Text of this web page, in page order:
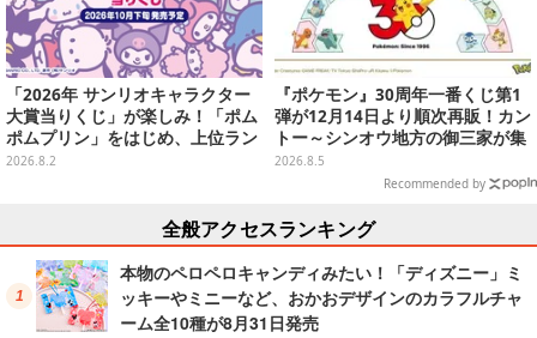
「2026年 サンリオキャラクター
大賞当りくじ」が楽しみ！「ポム
ポムプリン」をはじめ、上位ラン
クインが登場するスペシャル企画
2026.8.2
『ポケモン』30周年一番くじ第1
弾が12月14日より順次再販！カン
トー～シンオウ地方の御三家が集
まった時計、ぬいぐるみなど記念
グッズ盛りだくさん
2026.8.5
Recommended by
全般アクセスランキング
本物のペロペロキャンディみたい！「ディズニー」ミ
ッキーやミニーなど、おかおデザインのカラフルチャ
ーム全10種が8月31日発売